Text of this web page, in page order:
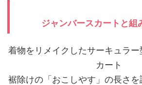
ジャンバースカートと組
着物をリメイクしたサーキュラー
カート
裾除けの「おこしやす」の長さを